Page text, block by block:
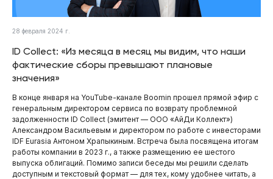
28 февраля 2024 г.
ID Collect: «Из месяца в месяц мы видим, что наши
фактические сборы превышают плановые
значения»
В конце января на YouTube-канале Boomin прошел прямой эфир с
генеральным директором сервиса по возврату проблемной
задолженности ID Collect (эмитент — ООО «АйДи Коллект»)
Александром Васильевым и директором по работе с инвесторами
IDF Eurasia Антоном Храпыкиным. Встреча была посвящена итогам
работы компании в 2023 г., а также размещению ее шестого
выпуска облигаций. Помимо записи беседы мы решили сделать
доступным и текстовый формат — для тех, кому удобнее читать, а